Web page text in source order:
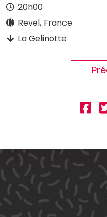
20h00
Revel, France
La Gelinotte